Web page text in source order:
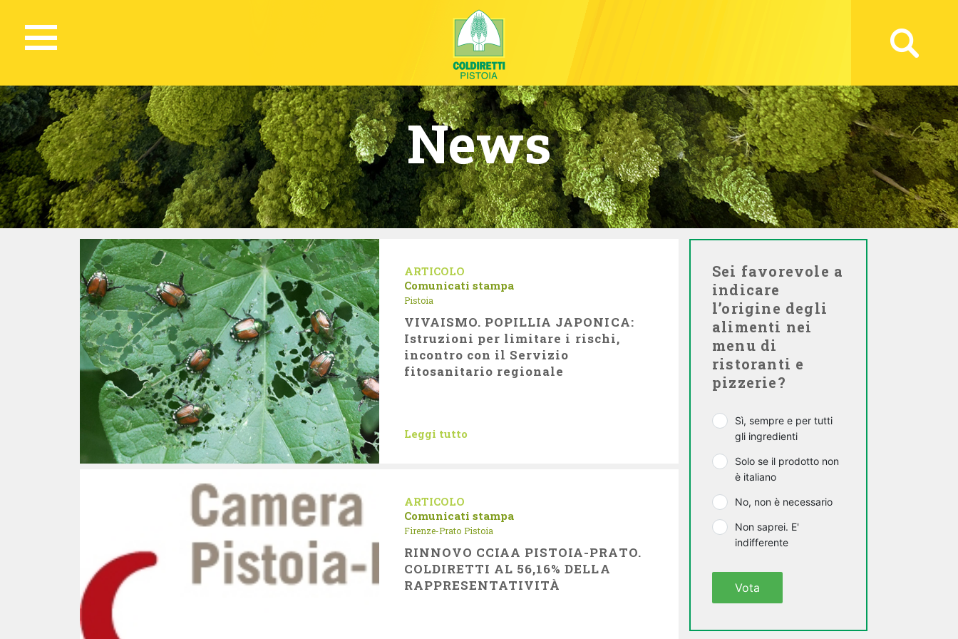
News
ARTICOLO
Comunicati stampa
Pistoia
VIVAISMO. POPILLIA JAPONICA:
Istruzioni per limitare i rischi,
incontro con il Servizio
fitosanitario regionale
Leggi tutto
ARTICOLO
Comunicati stampa
Firenze-Prato Pistoia
RINNOVO CCIAA PISTOIA-PRATO.
COLDIRETTI AL 56,16% DELLA
RAPPRESENTATIVITÀ
Sei favorevole a
indicare
l’origine degli
alimenti nei
menu di
ristoranti e
pizzerie?
Sì, sempre e per tutti
gli ingredienti
Solo se il prodotto non
è italiano
No, non è necessario
Non saprei. E'
indifferente
Vota